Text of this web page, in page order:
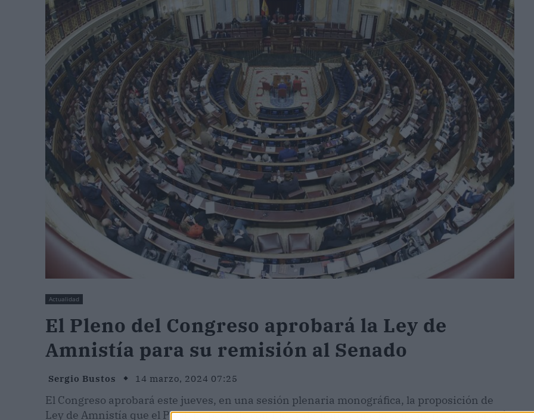
Actualidad
El Pleno del Congreso aprobará la Ley de
Amnistía para su remisión al Senado
Sergio Bustos 14 marzo, 2024 07:25
El Congreso aprobará este jueves, en una sesión plenaria monográfica, la proposición de
Ley de Amnistía que el PSOE ha pactado con ERC y de Junts y que la semana pasada aprobó